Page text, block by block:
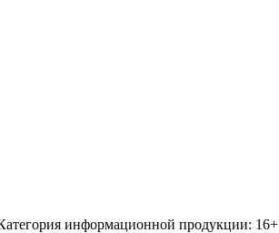
информационной продукции: 16+